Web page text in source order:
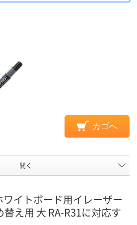
カゴへ
開く
ワイトボード用イレーザー
え用 大 RA-R31に対応す